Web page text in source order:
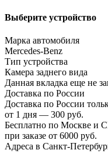
Выберите устройство
Марка автомобиля
Mercedes-Benz
Тип устройства
Камера заднего вида
Данная вкладка еще не
Доставка по России
Доставка по России
от 1 дня — 300 руб.
Бесплатно по Москве и
при заказе от 6000 руб.
Адреса в Санкт-